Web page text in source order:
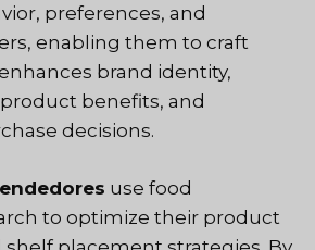
preferences, and
enabling them to craft
brand identity,
benefits, and
decisions.
use food
to optimize their product